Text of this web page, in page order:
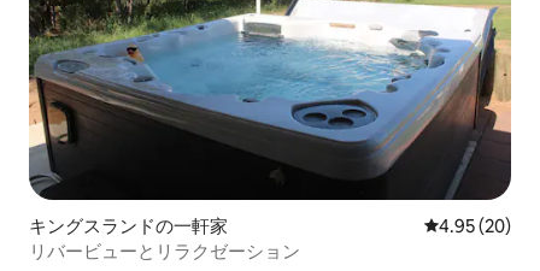
キングスランドの一軒家 レビュー20
4.95 (20)
リバービューとリラクゼーション